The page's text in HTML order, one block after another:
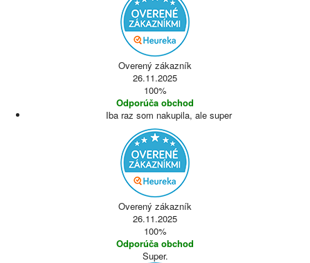
Overený zákazník
26.11.2025
100%
Odporúča obchod
Iba raz som nakupila, ale super
Overený zákazník
26.11.2025
100%
Odporúča obchod
Super.